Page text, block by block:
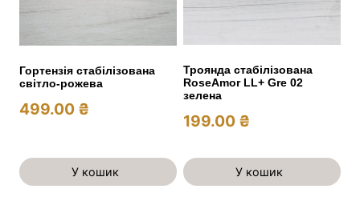
Гортензія стабілізована
світло-рожева
499.00 ₴
У кошик
Троянда стабілізована
RoseAmor LL+ Gre 02
зелена
199.00 ₴
У кошик